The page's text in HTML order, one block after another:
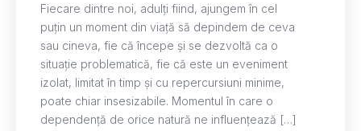
Fiecare dintre noi, adulți fiind, ajungem în cel
puțin un moment din viață să depindem de ceva
sau cineva, fie că începe și se dezvoltă ca o
situație problematică, fie că este un eveniment
izolat, limitat în timp și cu repercursiuni minime,
poate chiar insesizabile. Momentul în care o
dependență de orice natură ne influențează […]